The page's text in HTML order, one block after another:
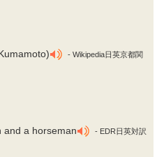
- Wikipedia日英京都関
and a horseman
- EDR日英対訳